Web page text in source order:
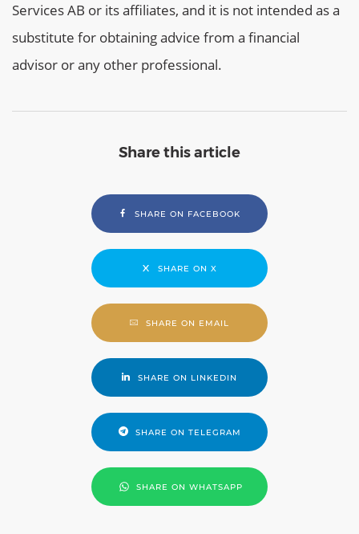
Services AB or its affiliates, and it is not intended as a
substitute for obtaining advice from a financial
advisor or any other professional.
Share this article
SHARE ON FACEBOOK
SHARE ON X
SHARE ON EMAIL
SHARE ON LINKEDIN
SHARE ON TELEGRAM
SHARE ON WHATSAPP